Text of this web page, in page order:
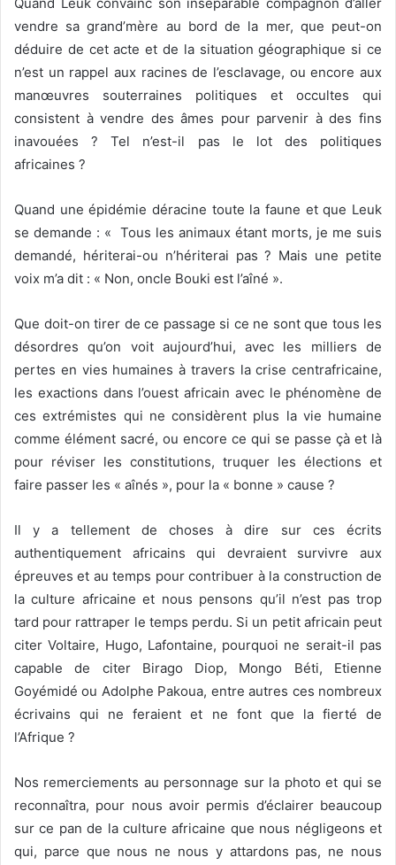
vendre sa grand’mère au bord de la mer, que peut-on
déduire de cet acte et de la situation géographique si ce
n’est un rappel aux racines de l’esclavage, ou encore aux
manœuvres souterraines politiques et occultes qui
consistent à vendre des âmes pour parvenir à des fins
inavouées ? Tel n’est-il pas le lot des politiques
africaines ?
Quand une épidémie déracine toute la faune et que Leuk
se demande : « Tous les animaux étant morts, je me suis
demandé, hériterai-ou n’hériterai pas ? Mais une petite
voix m’a dit : « Non, oncle Bouki est l’aîné ».
Que doit-on tirer de ce passage si ce ne sont que tous les
désordres qu’on voit aujourd’hui, avec les milliers de
pertes en vies humaines à travers la crise centrafricaine,
les exactions dans l’ouest africain avec le phénomène de
ces extrémistes qui ne considèrent plus la vie humaine
comme élément sacré, ou encore ce qui se passe çà et là
pour réviser les constitutions, truquer les élections et
faire passer les « aînés », pour la « bonne » cause ?
Il y a tellement de choses à dire sur ces écrits
authentiquement africains qui devraient survivre aux
épreuves et au temps pour contribuer à la construction de
la culture africaine et nous pensons qu’il n’est pas trop
tard pour rattraper le temps perdu. Si un petit africain peut
citer Voltaire, Hugo, Lafontaine, pourquoi ne serait-il pas
capable de citer Birago Diop, Mongo Béti, Etienne
Goyémidé ou Adolphe Pakoua, entre autres ces nombreux
écrivains qui ne feraient et ne font que la fierté de
l’Afrique ?
Nos remerciements au personnage sur la photo et qui se
reconnaîtra, pour nous avoir permis d’éclairer beaucoup
sur ce pan de la culture africaine que nous négligeons et
qui, parce que nous ne nous y attardons pas, ne nous